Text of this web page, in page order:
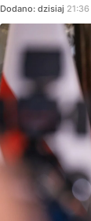
Dodano: dzisiaj 21:36